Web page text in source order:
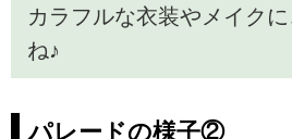
カラフルな衣装やメイク
ね♪
パレードの様子②